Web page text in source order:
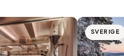
SVERIGE